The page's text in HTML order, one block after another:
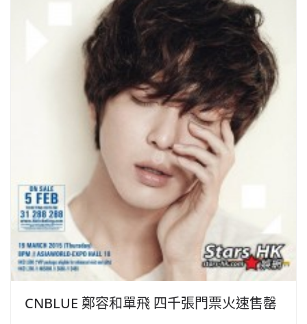
CNBLUE 鄭容和單飛 四千張門票火速售罄